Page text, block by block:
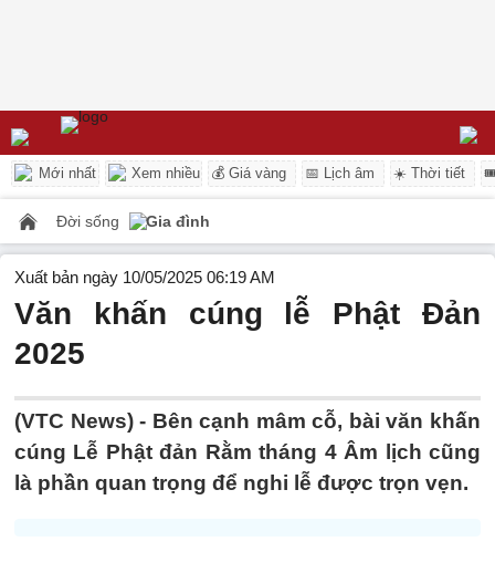
Mới nhất Xem nhiều 💰 Giá vàng 📅 Lịch âm ☀️ Thời tiết
Đời sống Gia đình
Xuất bản ngày 10/05/2025 06:19 AM
Văn khấn cúng lễ Phật Đản
2025
(VTC News) - Bên cạnh mâm cỗ, bài văn khấn
cúng Lễ Phật đản Rằm tháng 4 Âm lịch cũng
là phần quan trọng để nghi lễ được trọn vẹn.